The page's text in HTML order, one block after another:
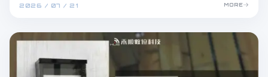
2026 / 07 / 21 MORE